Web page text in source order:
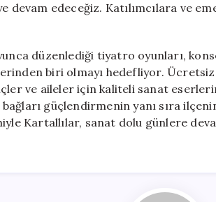
devam edeceğiz. Katılımcılara ve
düzenlediği tiyatro oyunları,
biri olmayı hedefliyor.
ve aileler için kaliteli sanat
güçlendirmenin yanı sıra
Kartallılar, sanat dolu günlere